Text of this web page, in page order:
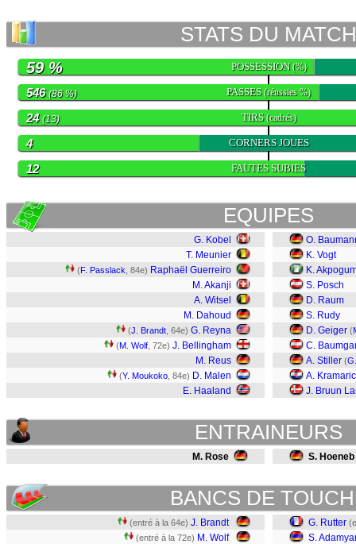
STATS DU MATCH
POSSESSION(%)
59 %
PASSES(réussies %)
546(86 %)
TIRS(cadrés)
24 (13)
CORNERS JOUES
4
FAUTES SUBIES
12
EQUIPES
G. Kobel
T. Meunier
(F. Passlack , 84e) Raphaël Guerreiro
M. Akanji
A. Witsel
M. Dahoud
(J. Brandt , 64e) G. Reyna
(M. Wolf , 72e) J. Bellingham
M. Reus
(Y. Moukoko , 84e) D. Malen
E. Haaland
O.
K. Vogt
K.
S. Posch
D. Raum
S. Rudy
D. Geiger (
C.
A. Stiller (
A. Kramaric
J. Bruun
ENTRAINEURS
M. Rose S. Hoeneb
BANCS DE
(entré à la 64e) J. Brandt
(entré à la 72e) M. Wolf
G. Rutter
S.